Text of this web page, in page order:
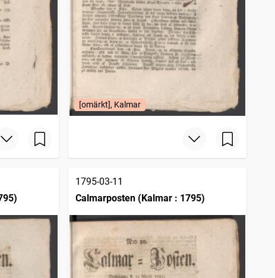
[omärkt], Kalmar
1795-03-11
Calmarposten (Kalmar : 1795)